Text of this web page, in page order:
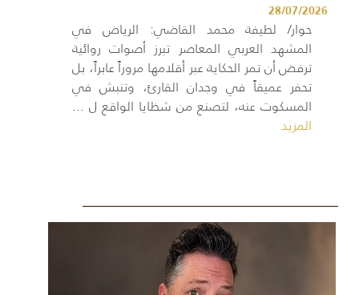
28/07/2026
حوار/ لطيفة محمد القاضي: الرياض في
المشهد العربي المعاصر تبرز أصوات روائية
ترفض أن تمر الحكاية عبر أقلامها مروراً عابراً، بل
تحفر عميقاً في وجدان القارئ، وتنبش في
المسكوت عنه، لتصنع من شظايا الواقع ل ...
المزيد